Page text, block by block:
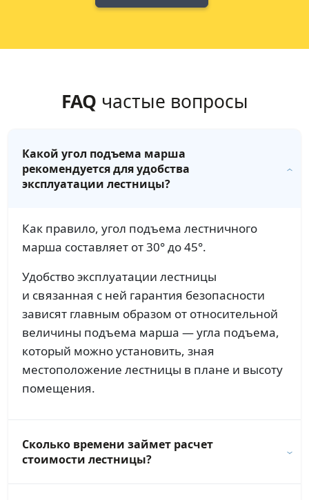
FAQ частые вопросы
Какой угол подъема марша
рекомендуется для удобства
эксплуатации лестницы?
Как правило, угол подъема лестничного
марша составляет от 30° до 45°.
Удобство эксплуатации лестницы
и связанная с ней гарантия безопасности
зависят главным образом от относительной
величины подъема марша — угла подъема,
который можно установить, зная
местоположение лестницы в плане и высоту
помещения.
Сколько времени займет расчет
стоимости лестницы?